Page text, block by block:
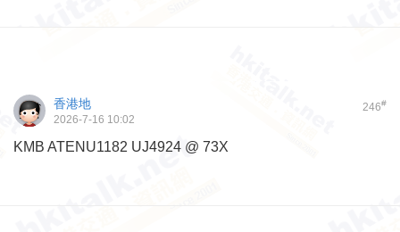
246#
香港地
2026-7-16 10:02
KMB ATENU1182 UJ4924 @ 73X